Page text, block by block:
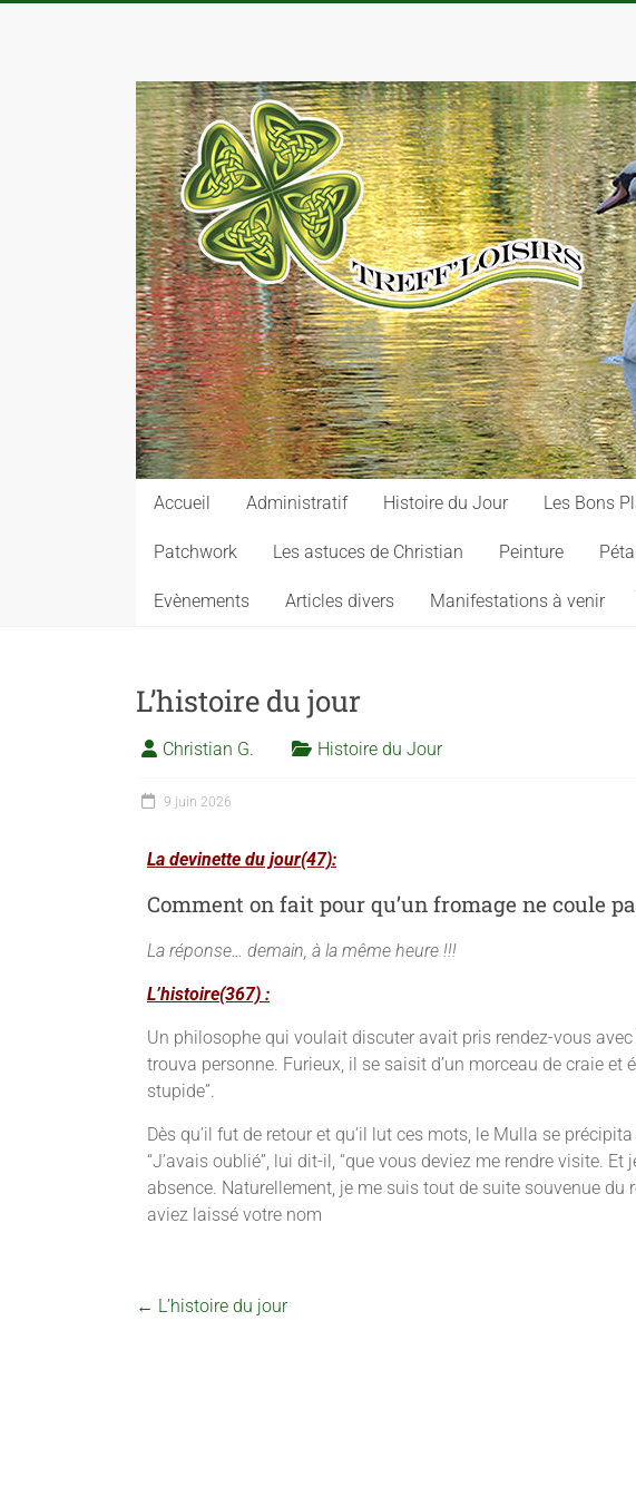
Accueil Administratif Histoire du Jour Les Bons
Patchwork Les astuces de Christian Peinture
Evènements Articles divers Manifestations à venir
L’histoire du jour
Christian G. Histoire du Jour
9 juin 2026
La devinette du jour(47):
Comment on fait pour qu’un fromage ne coule
La réponse… demain, à la même heure !!!
L’histoire(367) :
Un philosophe qui voulait discuter avait pris rendez-vous
trouva personne. Furieux, il se saisit d’un morceau de craie et
stupide”.
Dès qu’il fut de retour et qu’il lut ces mots, le Mulla se
“J’avais oublié”, lui dit-il, “que vous deviez me rendre visite. Et
absence. Naturellement, je me suis tout de suite souvenue du
aviez laissé votre nom
← L’histoire du jour